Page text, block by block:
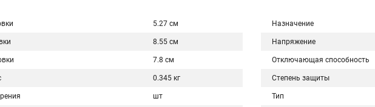
5.27 см
8.55 см
7.8 см
0.345 кг
шт
Назначение
Напряжение
Отключающая способность
Степень защиты
Тип